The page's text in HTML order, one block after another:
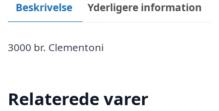
Beskrivelse Yderligere information
3000 br. Clementoni
Relaterede varer